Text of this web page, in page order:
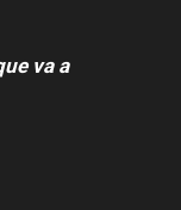
va a